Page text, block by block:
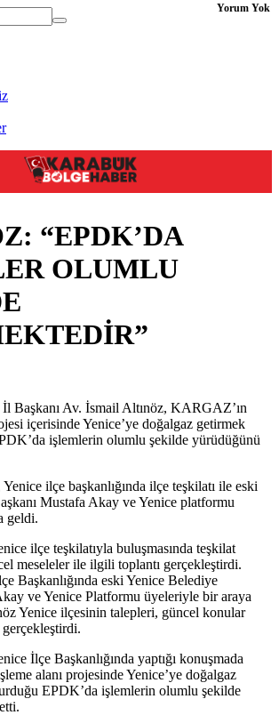
“EPDK’DA
OLUMLU
Başkanı Av. İsmail Altınöz, KARGAZ’ın
içerisinde Yenice’ye doğalgaz getirmek
işlemlerin olumlu şekilde yürüdüğünü
ilçe başkanlığında ilçe teşkilatı ile eski
Mustafa Akay ve Yenice platformu
geldi.
ilçe teşkilatıyla buluşmasında teşkilat
meseleler ile ilgili toplantı gerçekleştirdi.
Başkanlığında eski Yenice Belediye
ve Yenice Platformu üyeleriyle bir araya
Yenice ilçesinin talepleri, güncel konular
gerçekleştirdi.
İlçe Başkanlığında yaptığı konuşmada
alanı projesinde Yenice’ye doğalgaz
EPDK’da işlemlerin olumlu şekilde
Yorum Yok